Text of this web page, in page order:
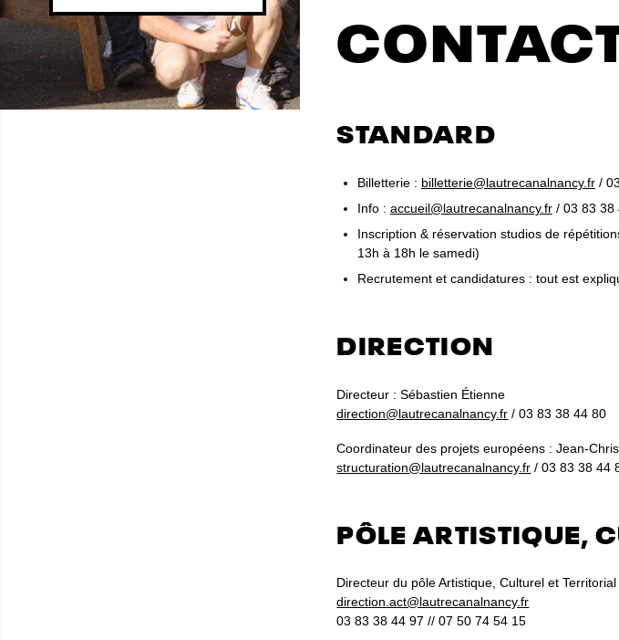
STANDARD
Billetterie : billetterie@lautrecanalnancy.fr/
Info : accueil@lautrecanalnancy.fr/ 03 83 38
Inscription & réservation studios de
13h à 18h le samedi)
Recrutement et candidatures : tout est
DIRECTION
Directeur : Sébastien Étienne
direction@lautrecanalnancy.fr / 03 83 38 44 80
Coordinateur des projets européens : Jean-
structuration@lautrecanalnancy.fr / 03 83 38 44
PÔLE ARTISTIQUE,
Directeur du pôle Artistique, Culturel et
direction.act@lautrecanalnancy.fr
03 83 38 44 97 // 07 50 74 54 15